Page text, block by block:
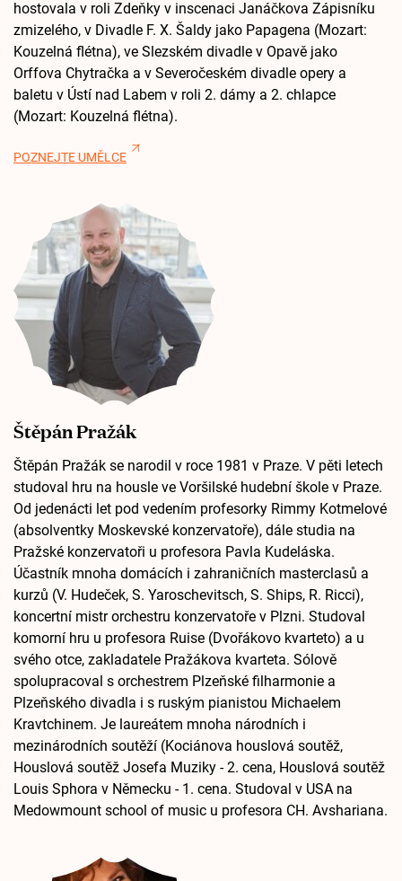
hostovala v roli Zdeňky v inscenaci Janáčkova Zápisníku
zmizelého, v Divadle F. X. Šaldy jako Papagena (Mozart:
Kouzelná flétna), ve Slezském divadle v Opavě jako
Orffova Chytračka a v Severočeském divadle opery a
baletu v Ústí nad Labem v roli 2. dámy a 2. chlapce
(Mozart: Kouzelná flétna).
POZNEJTE UMĚLCE
Štěpán Pražák
Štěpán Pražák se narodil v roce 1981 v Praze. V pěti letech
studoval hru na housle ve Voršilské hudební škole v Praze.
Od jedenácti let pod vedením profesorky Rimmy Kotmelové
(absolventky Moskevské konzervatoře), dále studia na
Pražské konzervatoři u profesora Pavla Kudeláska.
Účastník mnoha domácích i zahraničních masterclasů a
kurzů (V. Hudeček, S. Yaroschevitsch, S. Ships, R. Ricci),
koncertní mistr orchestru konzervatoře v Plzni. Studoval
komorní hru u profesora Ruise (Dvořákovo kvarteto) a u
svého otce, zakladatele Pražákova kvarteta. Sólově
spolupracoval s orchestrem Plzeňské filharmonie a
Plzeňského divadla i s ruským pianistou Michaelem
Kravtchinem. Je laureátem mnoha národních i
mezinárodních soutěží (Kociánova houslová soutěž,
Houslová soutěž Josefa Muziky - 2. cena, Houslová soutěž
Louis Sphora v Německu - 1. cena. Studoval v USA na
Medowmount school of music u profesora CH. Avshariana.